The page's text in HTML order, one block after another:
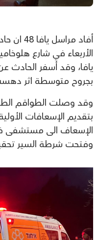
أفاد
الأربعاء في شارع
يافا، وقد أسفر الحادث
بجروح متوسطة اثر
وقد وصلت الطواقم
بتقديم الإسعافات
الإسعاف الى مستشفى
وفتحت شرطة السير